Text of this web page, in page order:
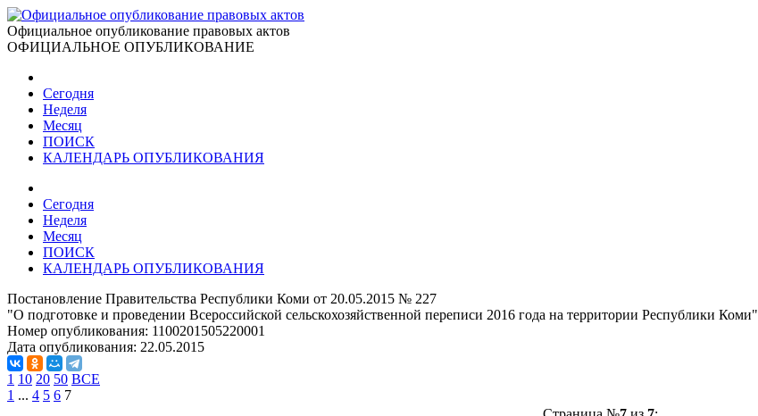
Официальное опубликование правовых актов
ОФИЦИАЛЬНОЕ ОПУБЛИКОВАНИЕ
Сегодня
Неделя
Месяц
ПОИСК
КАЛЕНДАРЬ ОПУБЛИКОВАНИЯ
Сегодня
Неделя
Месяц
ПОИСК
КАЛЕНДАРЬ ОПУБЛИКОВАНИЯ
Постановление Правительства Республики Коми от 20.05.2015 № 227
"О подготовке и проведении Всероссийской сельскохозяйственной переписи 2016 года на территории Республики Коми"
Номер опубликования: 1100201505220001
Дата опубликования: 22.05.2015
1 10 20 50 ВСЕ
1 ... 4 5 6 7